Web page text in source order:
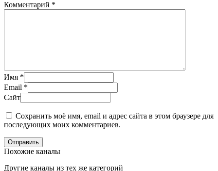
Комментарий *
Имя *
Email *
Сайт
Сохранить моё имя, email и адрес сайта в этом браузере для
последующих моих комментариев.
Отправить
Похожие каналы
Другие каналы из тех же категорий